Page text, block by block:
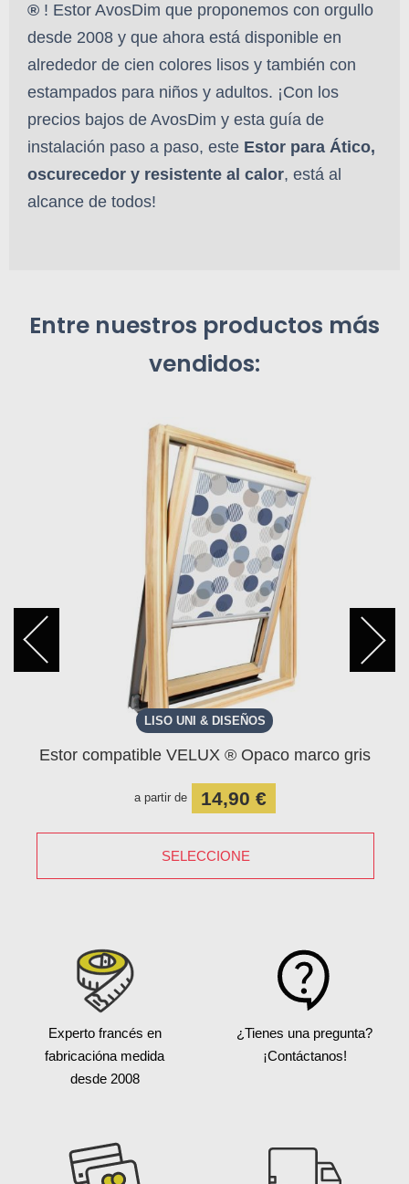
® ! Estor AvosDim que proponemos con orgullo
desde 2008 y que ahora está disponible en
alrededor de cien colores lisos y también con
estampados para niños y adultos. ¡Con los
precios bajos de AvosDim y esta guía de
instalación paso a paso, este Estor para Ático,
oscurecedor y resistente al calor, está al
alcance de todos!
Entre nuestros productos más
vendidos:
LISO UNI & DISEÑOS
Estor compatible VELUX ® Opaco marco gris
a partir de 14,90 €
SELECCIONE
Experto francés en
fabricacióna medida
desde 2008
¿Tienes una pregunta?
¡Contáctanos!